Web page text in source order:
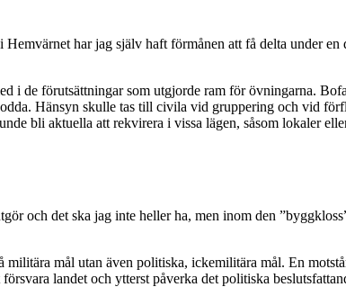
har jag själv haft förmånen att få delta under
de förutsättningar som utgjorde ram för övningarna.
Hänsyn skulle tas till civila vid gruppering och vid
bli aktuella att rekvirera i vissa lägen, såsom lokaler
och det ska jag inte heller ha, men inom den
mål utan även politiska, ickemilitära mål. En
landet och ytterst påverka det politiska